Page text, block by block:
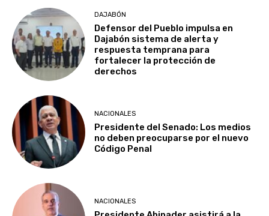
DAJABÓN
Defensor del Pueblo impulsa en
Dajabón sistema de alerta y
respuesta temprana para
fortalecer la protección de
derechos
NACIONALES
Presidente del Senado: Los medios
no deben preocuparse por el nuevo
Código Penal
NACIONALES